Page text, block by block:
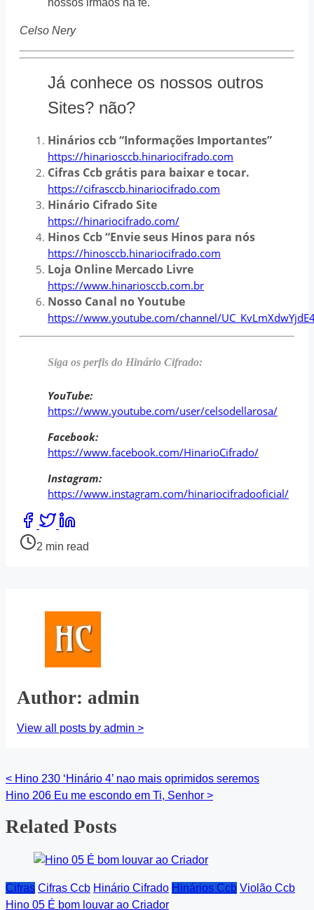
Celso Nery
Já conhece os nossos outros
Sites? não?
Hinários ccb “Informações Importantes”
https://hinariosccb.hinariocifrado.com
Cifras Ccb grátis para baixar e tocar.
https://cifrasccb.hinariocifrado.com
Hinário Cifrado Site
https://hinariocifrado.com/
Hinos Ccb “Envie seus Hinos para nós
https://hinosccb.hinariocifrado.com
Loja Online Mercado Livre
https://www.hinariosccb.com.br
Nosso Canal no Youtube
https://www.youtube.com/channel/
Siga os perfis do Hinário Cifrado:
YouTube:
https://www.youtube.com/user/celsodellarosa/
Facebook:
https://www.facebook.com/HinarioCifrado/
Instagram:
https://www.instagram.com/hinariocifradooficial/
Share
this
post
Post2 min read
Author: admin
View all posts by admin >
Posts
< Hino 230 ‘Hinário 4’ nao mais oprimidos seremos
Hino 206 Eu me escondo em Ti, Senhor >
Related Posts
Cifras Cifras Ccb Hinário Cifrado Hinários Ccb Violão Ccb
Hino 05 É bom louvar ao Criador